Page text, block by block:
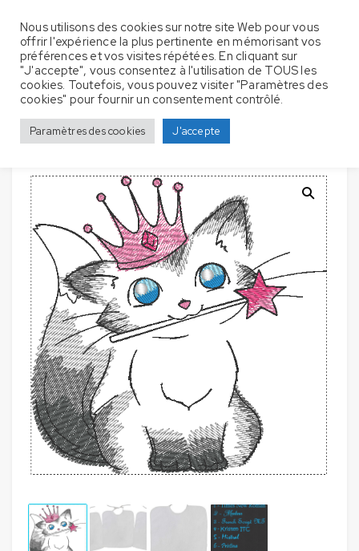
Accueil Bavoir
Lot de 2 Bavoirs pour bébé avec broderie –
Chat féerique
Nous utilisons des cookies sur notre site Web pour vous
offrir l'expérience la plus pertinente en mémorisant vos
préférences et vos visites répétées. En cliquant sur
"J'accepte", vous consentez à l'utilisation de TOUS les
cookies. Toutefois, vous pouvez visiter "Paramètres des
cookies" pour fournir un consentement contrôlé.
Paramètres des cookies J'accepte